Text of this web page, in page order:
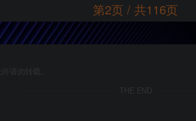
第2页 / 共116页
请勿转载。
THE END